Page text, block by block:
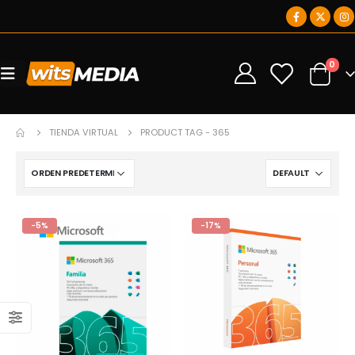
0 0
TIENDA VIRTUAL PRODUCT TAG - 365
-5% -17%